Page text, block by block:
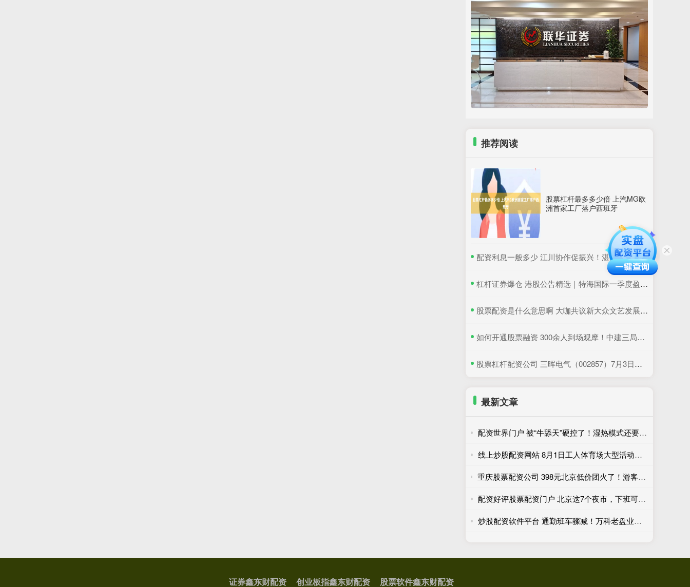
推荐阅读
股票杠杆最多多少倍 上汽MG欧
洲首家工厂落户西班牙
​配资利息一般多少 江川协作促振兴！湛江国联水产“粤桂协作帮扶车间”在吴川揭牌
​杠杆证券爆仓 港股公告精选｜特海国际一季度盈利同比降超6成 三一国际首季营收超66亿元
​股票配资是什么意思啊 大咖共议新大众文艺发展：如何更好地与时代同频共振
​如何开通股票融资 300余人到场观摩！中建三局这个项目为安全生产示范
​股票杠杆配资公司 三晖电气（002857）7月3日主力资金净卖出820.19万元
最新文章
配资世界门户 被“牛舔天”硬控了！湿热模式还要再忍几天，防暑必看
线上炒股配资网站 8月1日工人体育场大型活动期间车站运营措施调整
重庆股票配资公司 398元北京低价团火了！游客3天瘦10斤，网友吐槽二十年没变样
配资好评股票配资门户 北京这7个夜市，下班可以去转转
炒股配资软件平台 通勤班车骤减！万科老盘业主的出行焦虑待解……
证券鑫东财配资 创业板指鑫东财配资 股票软件鑫东财配资